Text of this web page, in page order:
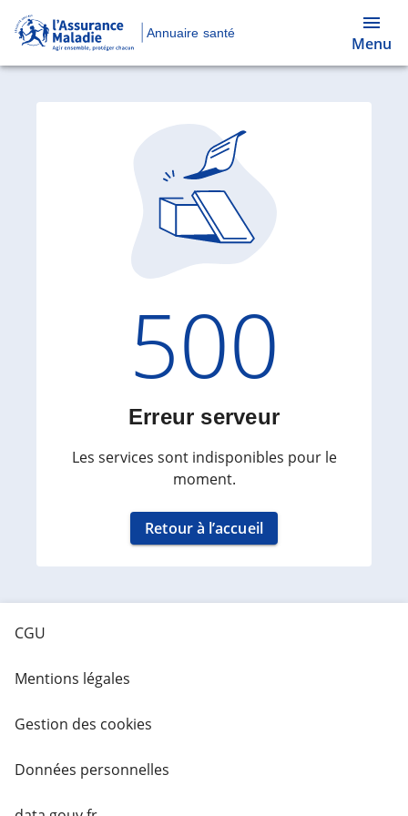
Annuaire santé
Menu
Code
500
Erreur serveur
Les services sont indisponibles pour le
moment.
Retour à l’accueil
CGU
Mentions légales
Gestion des cookies
Données personnelles